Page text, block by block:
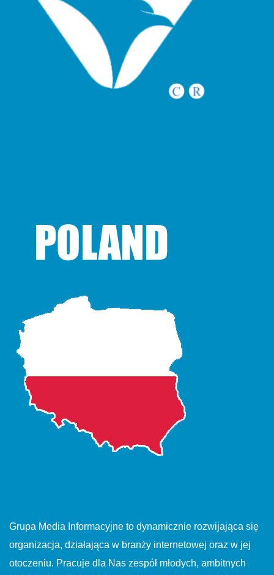
Grupa Media Informacyjne to dynamicznie rozwijająca się
organizacja, działająca w branży internetowej oraz w jej
otoczeniu. Pracuje dla Nas zespół młodych, ambitnych